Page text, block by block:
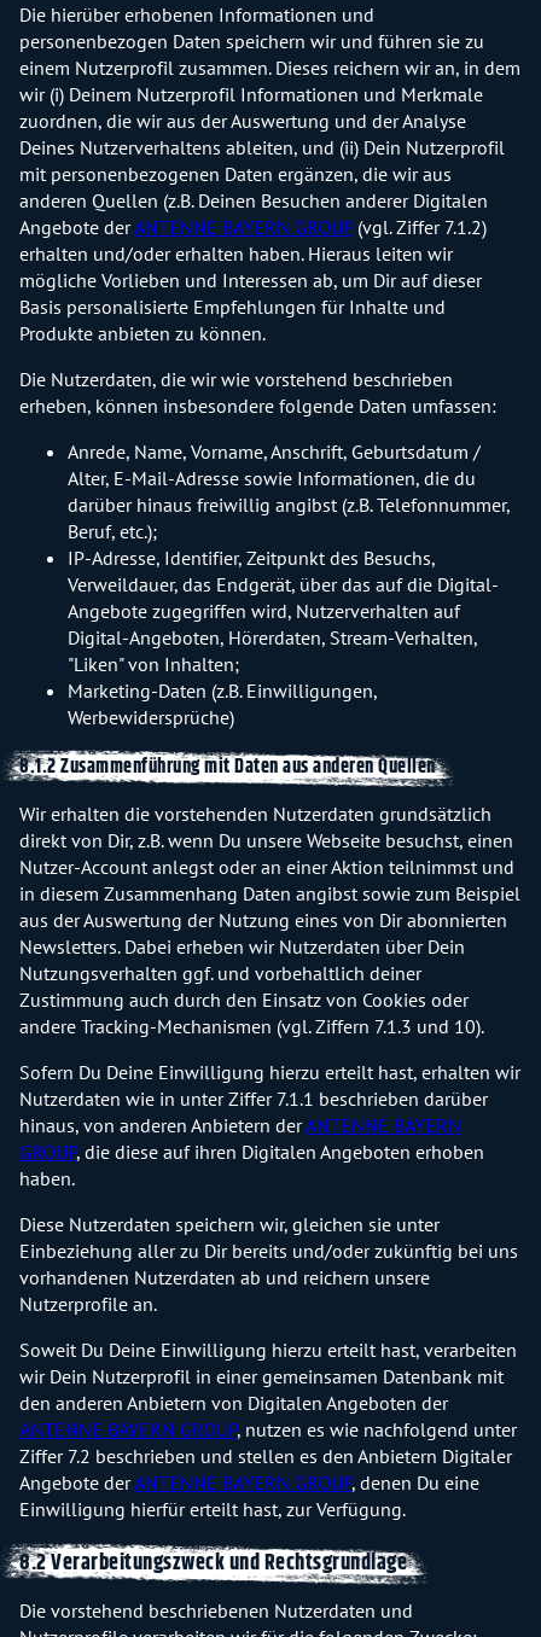
Die hierüber erhobenen Informationen und
personenbezogen Daten speichern wir und führen sie zu
einem Nutzerprofil zusammen. Dieses reichern wir an, in dem
wir (i) Deinem Nutzerprofil Informationen und Merkmale
zuordnen, die wir aus der Auswertung und der Analyse
Deines Nutzerverhaltens ableiten, und (ii) Dein Nutzerprofil
mit personenbezogenen Daten ergänzen, die wir aus
anderen Quellen (z.B. Deinen Besuchen anderer Digitalen
Angebote derANTENNE BAYERN GROUP(vgl. Ziffer 7.1.2)
erhalten und/oder erhalten haben. Hieraus leiten wir
mögliche Vorlieben und Interessen ab, um Dir auf dieser
Basis personalisierte Empfehlungen für Inhalte und
Produkte anbieten zu können.
Die Nutzerdaten, die wir wie vorstehend beschrieben
erheben, können insbesondere folgende Daten umfassen:
Anrede, Name, Vorname, Anschrift, Geburtsdatum /
Alter, E-Mail-Adresse sowie Informationen, die du
darüber hinaus freiwillig angibst (z.B. Telefonnummer,
Beruf, etc.);
IP-Adresse, Identifier, Zeitpunkt des Besuchs,
Verweildauer, das Endgerät, über das auf die Digital-
Angebote zugegriffen wird, Nutzerverhalten auf
Digital-Angeboten, Hörerdaten, Stream-Verhalten,
"Liken" von Inhalten;
Marketing-Daten (z.B. Einwilligungen,
Werbewidersprüche)
8.1.2 Zusammenführung mit Daten aus anderen Quellen
Wir erhalten die vorstehenden Nutzerdaten grundsätzlich
direkt von Dir, z.B. wenn Du unsere Webseite besuchst, einen
Nutzer-Account anlegst oder an einer Aktion teilnimmst und
in diesem Zusammenhang Daten angibst sowie zum Beispiel
aus der Auswertung der Nutzung eines von Dir abonnierten
Newsletters. Dabei erheben wir Nutzerdaten über Dein
Nutzungsverhalten ggf. und vorbehaltlich deiner
Zustimmung auch durch den Einsatz von Cookies oder
andere Tracking-Mechanismen (vgl. Ziffern 7.1.3 und 10).
Sofern Du Deine Einwilligung hierzu erteilt hast, erhalten wir
Nutzerdaten wie in unter Ziffer 7.1.1 beschrieben darüber
hinaus, von anderen Anbietern derANTENNE BAYERN
GROUP, die diese auf ihren Digitalen Angeboten erhoben
haben.
Diese Nutzerdaten speichern wir, gleichen sie unter
Einbeziehung aller zu Dir bereits und/oder zukünftig bei uns
vorhandenen Nutzerdaten ab und reichern unsere
Nutzerprofile an.
Soweit Du Deine Einwilligung hierzu erteilt hast, verarbeiten
wir Dein Nutzerprofil in einer gemeinsamen Datenbank mit
den anderen Anbietern von Digitalen Angeboten der
ANTENNE BAYERN GROUP, nutzen es wie nachfolgend unter
Ziffer 7.2 beschrieben und stellen es den Anbietern Digitaler
Angebote derANTENNE BAYERN GROUP, denen Du eine
Einwilligung hierfür erteilt hast, zur Verfügung.
8.2 Verarbeitungszweck und Rechtsgrundlage
Die vorstehend beschriebenen Nutzerdaten und